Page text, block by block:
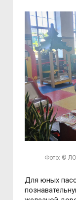
Фото: ©
Для юных